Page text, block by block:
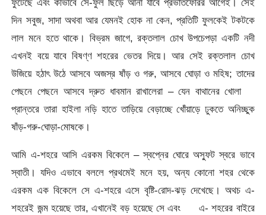
ফুটেছে এবং কীভাবে সে-ফুল ছিঁড়ে আনা যাবে প্রভাতফেরির আগেই। সেই
দিন সবুজ, সাদা অথবা আর যেমনই হোক না কেন, প্রতিটি ফুলকেই টকটকে
লাল মনে হতে থাকে। বিভ্রম জাগে, রক্তলাল চোখ উপচেপড়া একটি নদী
এখনই বয়ে যাবে বিষণ্ণ শহরের ভেতর দিয়ে। আর সেই রক্তলাল চোখ
উজিয়ে হঠাৎ উঠে আসবে অজস্র ষাঁড় ও গরু, আসবে ঘোড়া ও মহিষ; তাদের
পেছনে পেছনে আসবে দ্রুত ধাবমান রাখালেরা – যেন বাথানের খোলা
প্রান্তরে তারা হাইলা নড়ি হাতে তাড়িয়ে বেড়াচ্ছে খোঁয়াড়ে ঢুকতে অনিচ্ছুক
ষাঁড়-গরু-ঘোড়া-মোষকে।
আমি এ-শহরে আসি এরকম বিকেলে – স্বপ্নের ঘোরে অস্ফুট স্বরে ভাবে
স্বাতী। যদিও এভাবে বললে প্রথমেই মনে হয়, অন্য কোনো শহর থেকে
এরকম এক বিকেলে সে এ-শহরে এসে বৃষ্টি-রোদ-ঝড় দেখেছে। অথচ এ-
শহরেই জন্ম হয়েছে তার, এখানেই বড় হয়েছে সে এবং এ- শহরের বাইরে